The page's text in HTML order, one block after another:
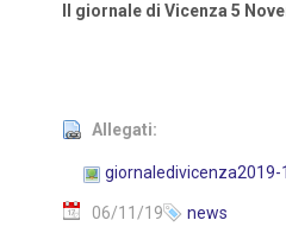
Il giornale di Vicenza 5
Allegati:
giornaledivicenza2019-
06/11/19 news